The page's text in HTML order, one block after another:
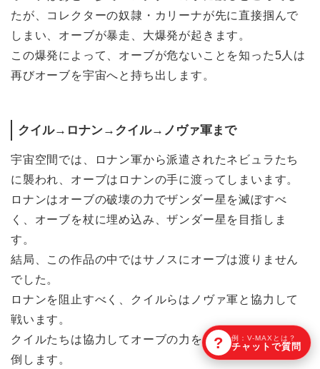
たが、コレクターの奴隷・カリーナが先に直接掴んで
しまい、オーブが暴走、大爆発が起きます。
この爆発によって、オーブが危ないことを知った5人は
再びオーブを宇宙へと持ち出します。
クイル→ロナン→クイル→ノヴァ軍まで
宇宙空間では、ロナン軍から派遣されたネビュラたち
に襲われ、オーブはロナンの手に渡ってしまいます。
ロナンはオーブの破壊の力でザンダー星を滅ぼすべ
く、オーブを杖に埋め込み、ザンダー星を目指しま
す。
結局、この作品の中ではサノスにオーブは渡りません
でした。
ロナンを阻止すべく、クイルらはノヴァ軍と協力して
戦います。
クイルたちは協力してオーブの力を制御し、ロナンを
倒します。
? 例：V-MAXとは？
チャットで質問